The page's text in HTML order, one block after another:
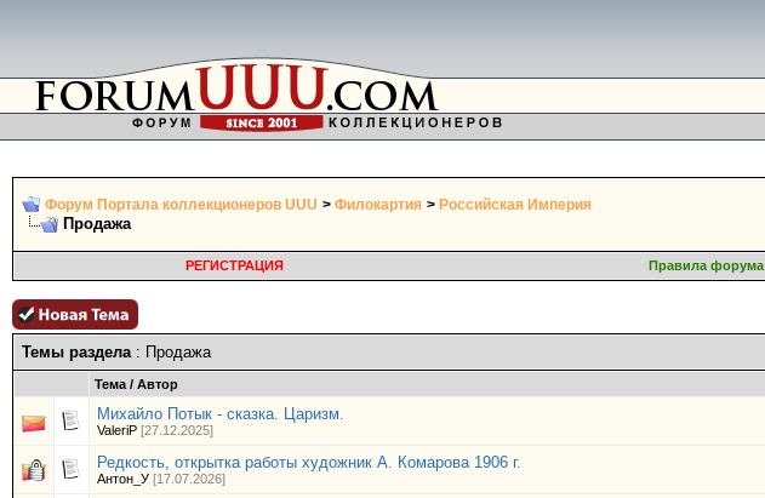
Форум Портала коллекционеров UUU > Филокартия > Российская Империя
Продажа
РЕГИСТРАЦИЯ
Правила форума
Темы раздела: Продажа
Тема / Автор
Михайло Потык - сказка. Царизм.
ValeriP [27.12.2025]
Редкость, открытка работы художник А. Комарова 1906 г.
Антон_У [17.07.2026]